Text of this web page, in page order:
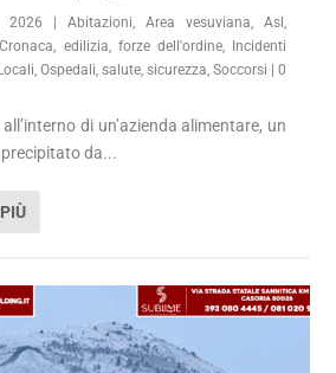
2026 Abitazioni, Area vesuviana, Asl ,
Cronaca, edilizia, forze dell'ordine,
Incidenti
Locali, Ospedali, salute, sicurezza, Soccorsi
0
di un’azienda alimentare, un
da...